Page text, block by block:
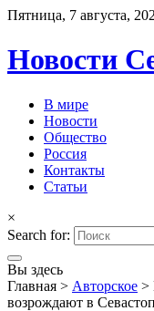
Пятница, 7 августа,
Новости
В мире
Новости
Общество
Россия
Контакты
Статьи
×
Search for:
Вы здесь
Главная > Авторское >
возрождают в